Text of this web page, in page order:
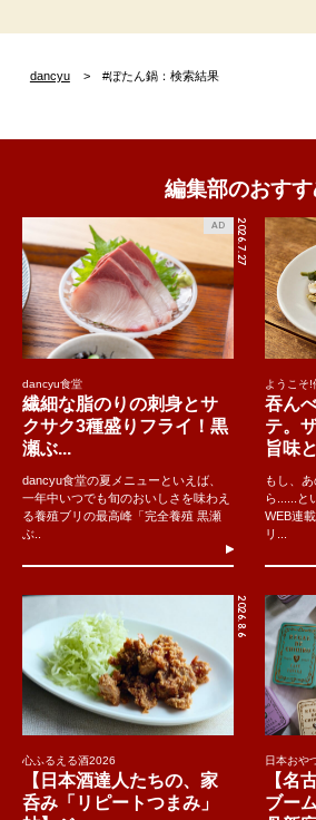
dancyu #ぼたん鍋：検索結果
編集部のおす
2026.7.27
AD
dancyu食堂
繊細な脂のりの刺身とサ
クサク3種盛りフライ！黒
瀬ぶ...
dancyu食堂の夏メニューといえば、
一年中いつでも旬のおいしさを味わえ
る養殖ブリの最高峰「完全養殖 黒瀬
ぶ..
ようこそ!
吞ん
テ。
旨味
もし、
ら......と
WEB連
リ...
2026.8.6
心ふるえる酒2026
【日本酒達人たちの、家
呑み「リピートつまみ」
日本おや
【名
ブー